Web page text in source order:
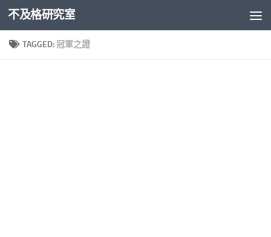
Skip to content
不及格研究室
TAGGED: 冠軍之證